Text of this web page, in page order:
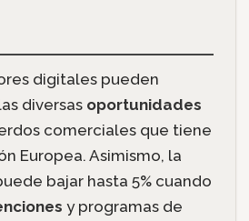
digitales pueden
diversas oportunidades
comerciales que tiene
Europea. Asimismo, la
bajar hasta 5% cuando
y programas de